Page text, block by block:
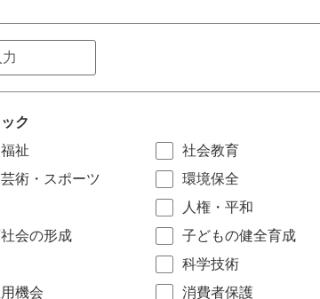
ク
祉
社会教育
術・スポーツ
環境保全
人権・平和
会の形成
子どもの健全育成
科学技術
機会
消費者保護